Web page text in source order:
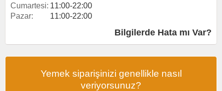
Cumartesi: 11:00-22:00
Pazar:
11:00-22:00
Bilgilerde Hata mı Var?
Yemek siparişinizi genellikle nasıl
veriyorsunuz?